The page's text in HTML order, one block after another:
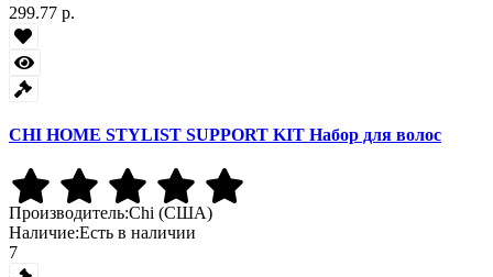
299.77 р.
CHI HOME STYLIST SUPPORT KIT Набор для волос
Производитель:Chi (США)
Наличие:Есть в наличии
7